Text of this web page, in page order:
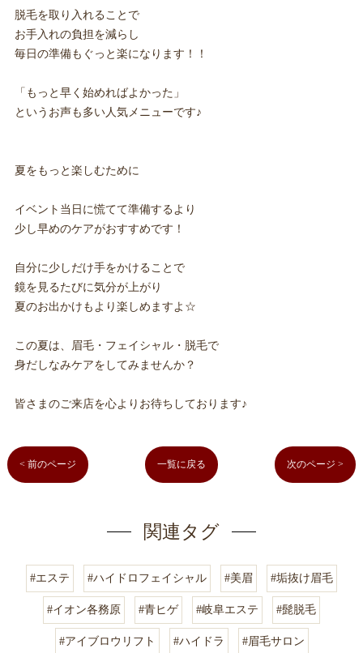
脱毛を取り入れることで
お手入れの負担を減らし
毎日の準備もぐっと楽になります！！
「もっと早く始めればよかった」
というお声も多い人気メニューです♪
夏をもっと楽しむために
イベント当日に慌てて準備するより
少し早めのケアがおすすめです！
自分に少しだけ手をかけることで
鏡を見るたびに気分が上がり
夏のお出かけもより楽しめますよ☆
この夏は、眉毛・フェイシャル・脱毛で
身だしなみケアをしてみませんか？
皆さまのご来店を心よりお待ちしております♪
< 前のページ 一覧に戻る 次のページ >
関連タグ
#エステ #ハイドロフェイシャル #美眉 #垢抜け眉毛
#イオン各務原 #青ヒゲ #岐阜エステ #髭脱毛
#アイブロウリフト #ハイドラ #眉毛サロン